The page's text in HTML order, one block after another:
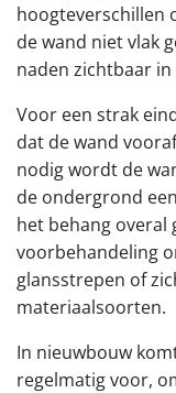
hoogteverschillen
de wand niet vlak
naden zichtbaar
Voor een strak
dat de wand
nodig wordt de
de ondergrond
het behang overal
voorbehandeling
glansstrepen of
materiaalsoorten.
In nieuwbouw
regelmatig voor,